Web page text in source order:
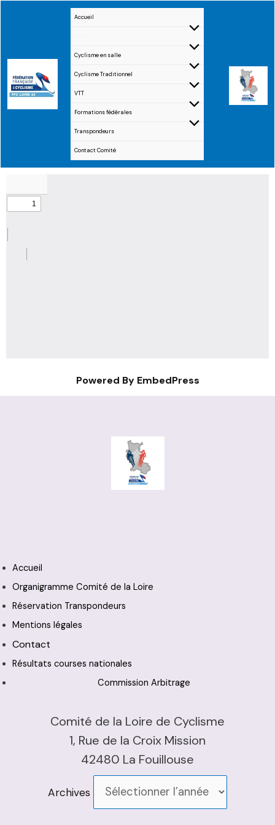
Accueil
Cyclisme en salle
Cyclisme Traditionnel
VTT
Formations fédérales
Transpondeurs
Contact Comité
Powered By EmbedPress
Accueil
Organigramme Comité de la Loire
Réservation Transpondeurs
Mentions légales
Contact
Résultats courses nationales
Commission Arbitrage
Comité de la Loire de Cyclisme
1, Rue de la Croix Mission
42480 La Fouillouse
Archives